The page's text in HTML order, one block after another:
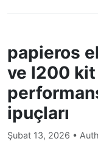
papieros
ve l200
ipuçları
Şubat 13, 2026 •